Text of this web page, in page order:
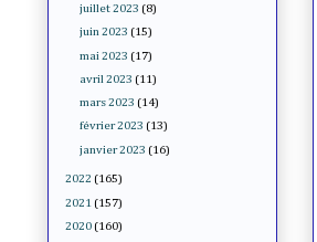
juillet 2023 (8)
juin 2023 (15)
mai 2023 (17)
avril 2023 (11)
mars 2023 (14)
février 2023 (13)
janvier 2023 (16)
2022 (165)
2021 (157)
2020 (160)